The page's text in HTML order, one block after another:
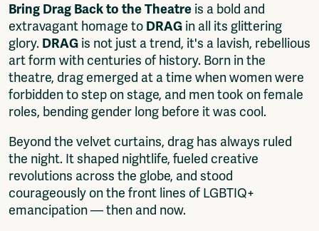
Bring Drag Back to the Theatre is a bold and
extravagant homage to DRAG in all its glittering
glory. DRAG is not just a trend, it's a lavish, rebellious
art form with centuries of history. Born in the
theatre, drag emerged at a time when women were
forbidden to step on stage, and men took on female
roles, bending gender long before it was cool.
Beyond the velvet curtains, drag has always ruled
the night. It shaped nightlife, fueled creative
revolutions across the globe, and stood
courageously on the front lines of LGBTIQ+
emancipation — then and now.